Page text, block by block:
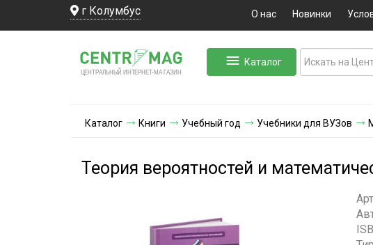
г Колумбус О нас Новинки
ЦЕНТРАЛЬНЫЙ ИНТЕРНЕТ-МА ГАЗИН
Каталог
Каталог Книги Учебный год Учебники для ВУЗов
Теория вероятностей и